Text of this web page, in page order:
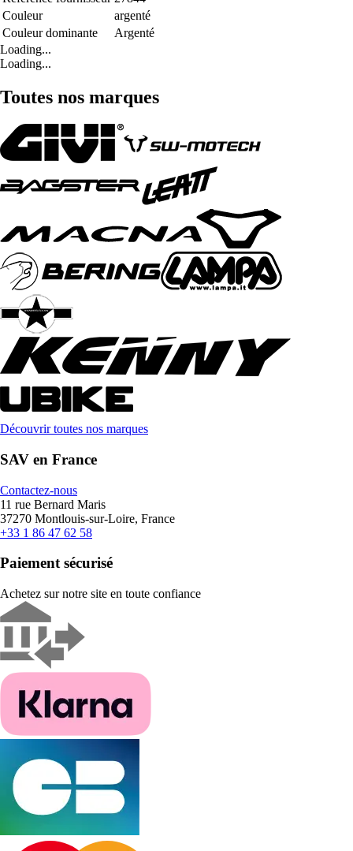
Couleur
argenté
Couleur dominante
Argenté
Loading...
Loading...
Toutes nos marques
Découvrir toutes nos marques
SAV en France
Contactez-nous
11 rue Bernard Maris
37270 Montlouis-sur-Loire, France
+33 1 86 47 62 58
Paiement sécurisé
Achetez sur notre site en toute confiance